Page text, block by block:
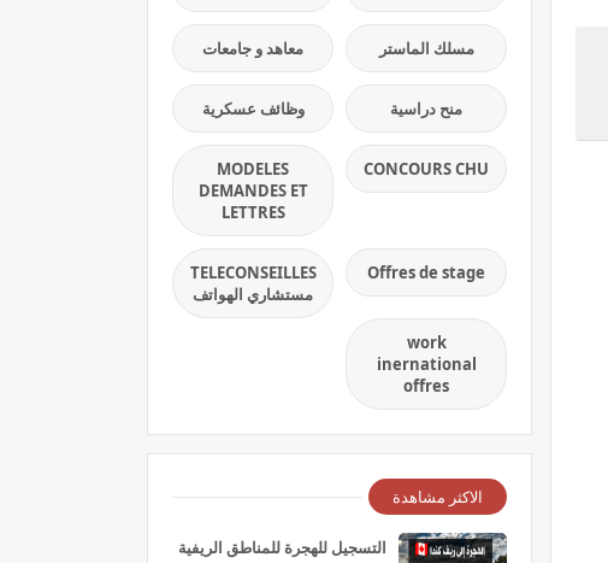
مسلك الماستر معاهد و جامعات
منح دراسية وظائف عسكرية
CONCOURS CHU
MODELES
DEMANDES ET
LETTRES
Offres de stage
TELECONSEILLES
مستشاري الهواتف
work
inernational
offres
الاكثر مشاهدة
التسجيل للهجرة للمناطق الريفية